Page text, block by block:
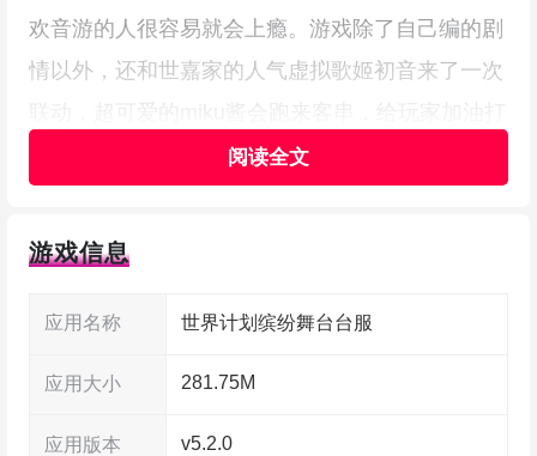
欢音游的人很容易就会上瘾。游戏除了自己编的剧
情以外，还和世嘉家的人气虚拟歌姬初音来了一次
联动，超可爱的miku酱会跑来客串，给玩家加油打
气，看到她出场心情都会变好。
爱音乐的少年少女，误打误撞进入了由心愿构成的
式挑战，收集各种角色来培养，慢慢解锁更多歌
游戏信息
应用名称 世界计划缤纷舞台台服
应用大小 281.75M
应用版本 v5.2.0